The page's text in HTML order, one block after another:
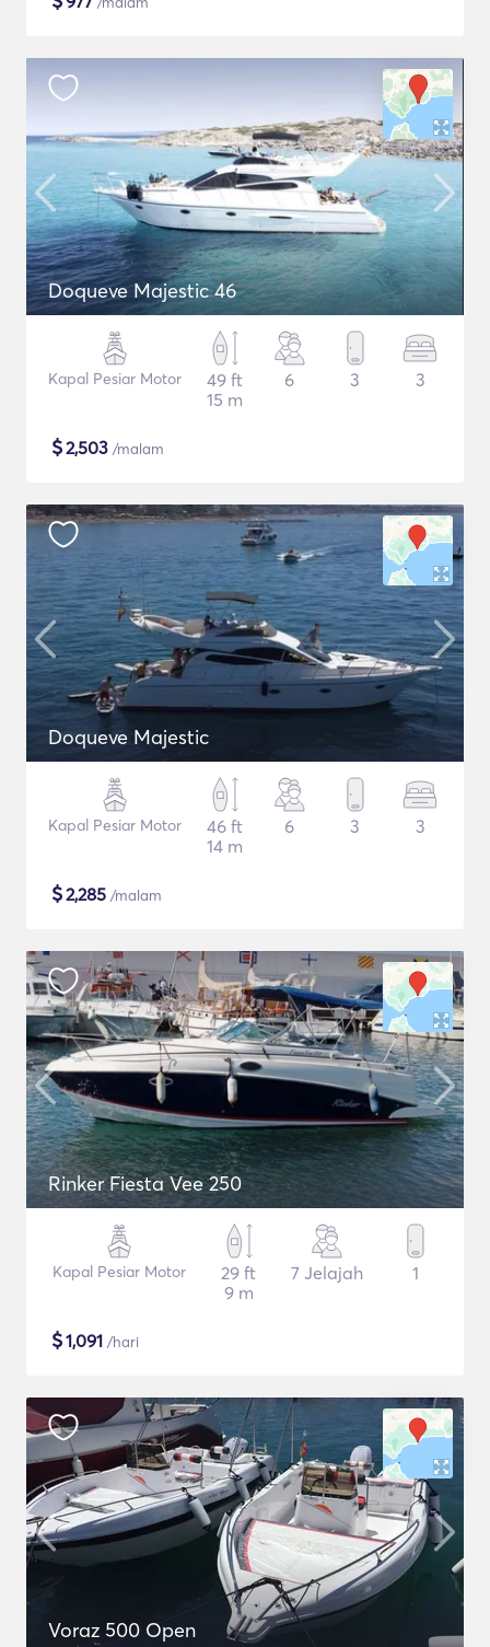
Doqueve Majestic 46
Kapal Pesiar Motor
49 ft
15 m
6 3 3
$2,503 /malam
Doqueve Majestic
Kapal Pesiar Motor
46 ft
14 m
6 3 3
$2,285 /malam
Rinker Fiesta Vee 250
Kapal Pesiar Motor
29 ft
9 m
7 Jelajah 1
$1,091 /hari
Voraz 500 Open